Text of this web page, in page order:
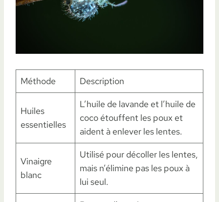
Méthode Description
Huiles
essentielles
L’huile de lavande et l’huile de
coco étouffent les poux et
aident à enlever les lentes.
Vinaigre
blanc
Utilisé pour décoller les lentes,
mais n’élimine pas les poux à
lui seul.